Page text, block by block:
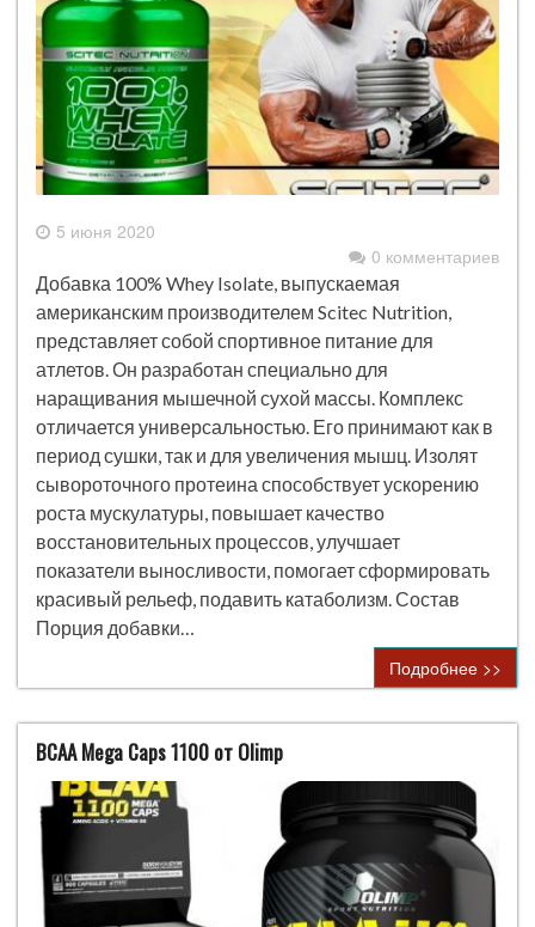
5 июня 2020
0 комментариев
Добавка 100% Whey Isolate, выпускаемая
американским производителем Scitec Nutrition,
представляет собой спортивное питание для
атлетов. Он разработан специально для
наращивания мышечной сухой массы. Комплекс
отличается универсальностью. Его принимают как в
период сушки, так и для увеличения мышц. Изолят
сывороточного протеина способствует ускорению
роста мускулатуры, повышает качество
восстановительных процессов, улучшает
показатели выносливости, помогает сформировать
красивый рельеф, подавить катаболизм. Состав
Порция добавки…
Подробнее >>
BCAA Mega Caps 1100 от Olimp